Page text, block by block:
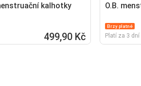
kalhotky
499,90 Kč
O.B.
Brzy platné
Platí za 3 dní